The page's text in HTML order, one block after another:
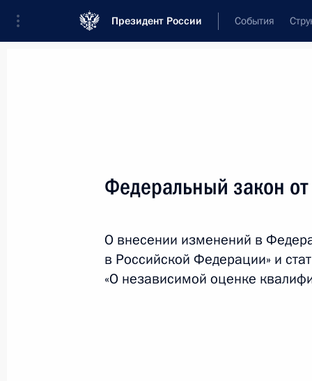
Президент России События
Текст в документе
Вид документа
Все
Федеральный закон
О внесении изменений в
в Российской Федерации» и
«О независимой оценке